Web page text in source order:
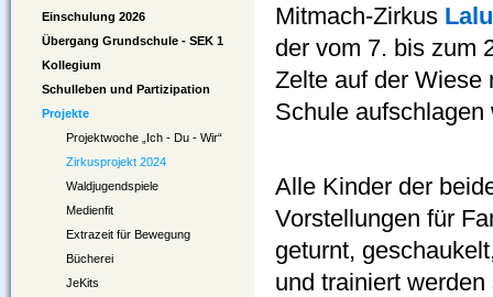
Einschulung 2026
Übergang Grundschule - SEK 1
Kollegium
Schulleben und Partizipation
Projekte
Projektwoche „Ich - Du - Wir“
Zirkusprojekt 2024
Waldjugendspiele
Medienfit
Extrazeit für Bewegung
Bücherei
JeKits
Mitmach-Zirkus
der vom 7. bis zum
Zelte auf der Wiese
Schule
Alle Kinder der
Vorstellungen für
geturnt,
und trainiert